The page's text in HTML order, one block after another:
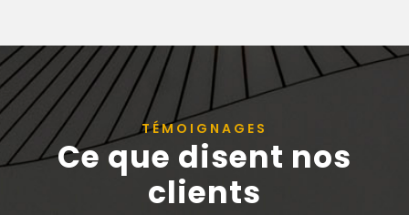
TÉMOIGNAGES
Ce que disent nos
clients